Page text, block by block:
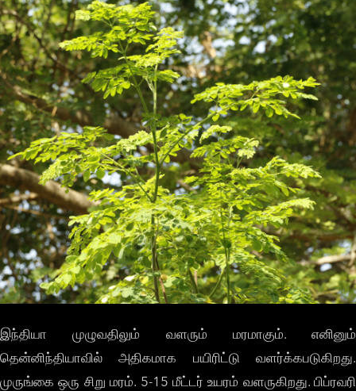
இந்தியா முழுவதிலும் வளரும் மரமாகும். எனினும்
தென்னிந்தியாவில் அதிகமாக பயிரிட்டு வளர்க்கபடுகிறது.
முருங்கை ஒரு சிறு மரம். 5-15 மீட்டர் உயரம் வளருகிறது. பிப்ரவரி